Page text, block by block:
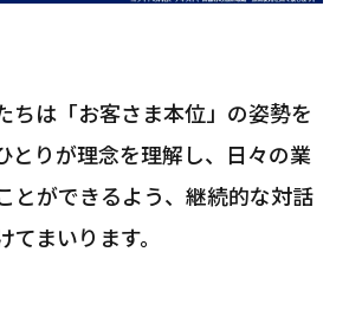
ちは「お客さま本位」の姿勢を
とりが理念を理解し、日々の業
とができるよう、継続的な対話
てまいります。